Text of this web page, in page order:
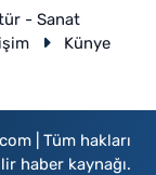
- Sanat
Künye
| Tüm hakları
haber kaynağı.